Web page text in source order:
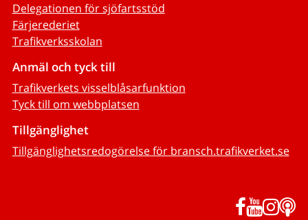
Delegationen för sjöfartsstöd
Färjerederiet
Trafikverksskolan
Anmäl och tyck till
Trafikverkets visselblåsarfunktion
Tyck till om webbplatsen
Tillgänglighet
Tillgänglighetsredogörelse för bransch.trafikverket.se
Facebook
YouTube